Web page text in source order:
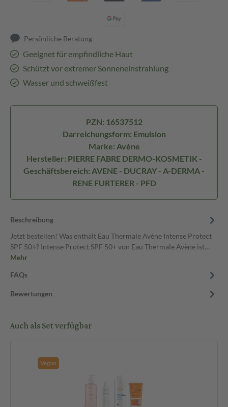
Persönliche Beratung
Geeignet für empfindliche Haut
Schützt vor extremer Sonneneinstrahlung
Wasser und schweißfest
PZN: 16537512
Darreichungsform: Emulsion
Marke: Avène
Hersteller: PIERRE FABRE DERMO-KOSMETIK -
Geschäftsbereich: AVENE - DUCRAY - A-DERMA -
RENE FURTERER - PFD
Beschreibung
Jetzt bestellen! Was enthält Eau Thermale Avène Intense Protect
SPF 50+? Intense Protect SPF 50+ von Eau Thermale Avène ist…
Mehr
FAQs
Bewertungen
Auch als Set verfügbar
Vegan